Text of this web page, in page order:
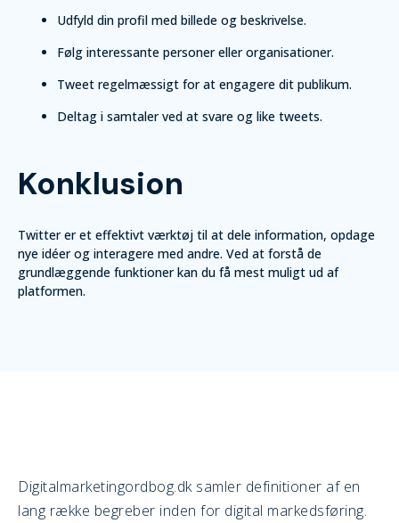
Udfyld din profil med billede og beskrivelse.
Følg interessante personer eller organisationer.
Tweet regelmæssigt for at engagere dit publikum.
Deltag i samtaler ved at svare og like tweets.
Konklusion
Twitter er et effektivt værktøj til at dele information, opdage
nye idéer og interagere med andre. Ved at forstå de
grundlæggende funktioner kan du få mest muligt ud af
platformen.
Digitalmarketingordbog.dk samler definitioner af en
lang række begreber inden for digital markedsføring.